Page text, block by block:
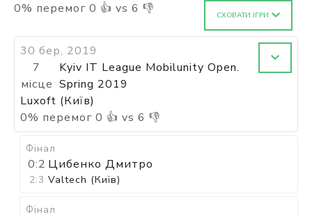
0% перемог 0 👍 vs 6 👎 СХОВАТИ ІГРИ
30 бер, 2019
7
місце
Kyiv IT League Mobilunity Open.
Spring 2019
Luxoft (Київ)
0% перемог 0 👍 vs 6 👎
Фінал
0:2 Цибенко Дмитро
2:3 Valtech (Київ)
Фінал